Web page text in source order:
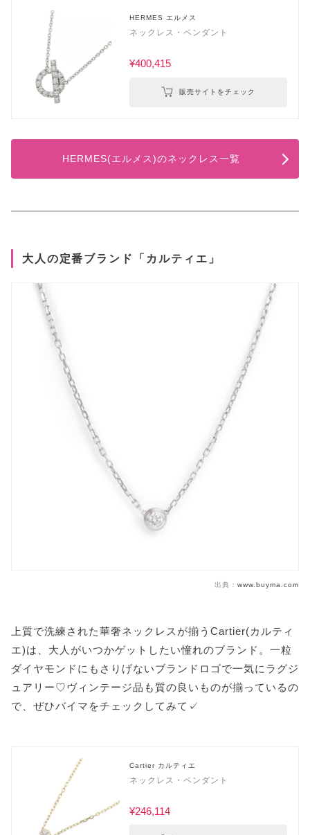
HERMES エルメス
ネックレス・ペンダント
¥400,415
販売サイトをチェック
HERMES(エルメス)のネックレス一覧
大人の定番ブランド「カルティエ」
出典： www.buyma.com
上質で洗練された華奢ネックレスが揃うCartier(カルティ
エ)は、大人がいつかゲットしたい憧れのブランド。一粒
ダイヤモンドにもさりげないブランドロゴで一気にラグジ
ュアリー♡ヴィンテージ品も質の良いものが揃っているの
で、ぜひバイマをチェックしてみて✓
Cartier カルティエ
ネックレス・ペンダント
¥246,114